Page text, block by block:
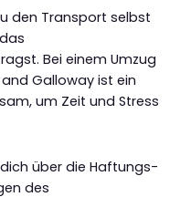
den Transport selbst
Bei einem Umzug
Galloway ist ein
um Zeit und Stress
über die Haftungs-
des